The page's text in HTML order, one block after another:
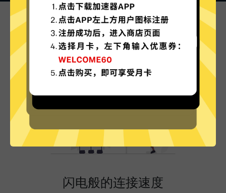
青蛙加速器的特色
闪电般的连接速度